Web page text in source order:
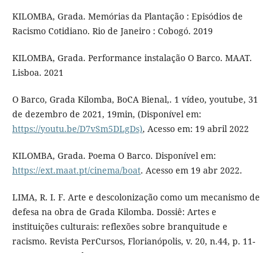
KILOMBA, Grada. Memórias da Plantação : Episódios de
Racismo Cotidiano. Rio de Janeiro : Cobogó. 2019
KILOMBA, Grada. Performance instalação O Barco. MAAT.
Lisboa. 2021
O Barco, Grada Kilomba, BoCA Bienal,. 1 vídeo, youtube, 31
de dezembro de 2021, 19min, (Disponível em:
https://youtu.be/D7vSm5DLgDs), Acesso em: 19 abril 2022
KILOMBA, Grada. Poema O Barco. Disponível em:
https://ext.maat.pt/cinema/boat. Acesso em 19 abr 2022.
LIMA, R. I. F. Arte e descolonização como um mecanismo de
defesa na obra de Grada Kilomba. Dossiê: Artes e
instituições culturais: reflexões sobre branquitude e
racismo. Revista PerCursos, Florianópolis, v. 20, n.44, p. 11-